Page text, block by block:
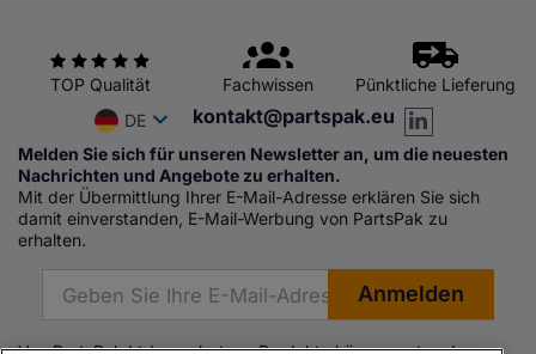
TOP Qualität Fachwissen
Pünktliche Lieferung
DE
kontakt@partspak.eu
Melden Sie sich für unseren Newsletter an, um die neuesten
Nachrichten und Angebote zu erhalten.
Mit der Übermittlung Ihrer E-Mail-Adresse erklären Sie sich
damit einverstanden, E-Mail-Werbung von PartsPak zu
erhalten.